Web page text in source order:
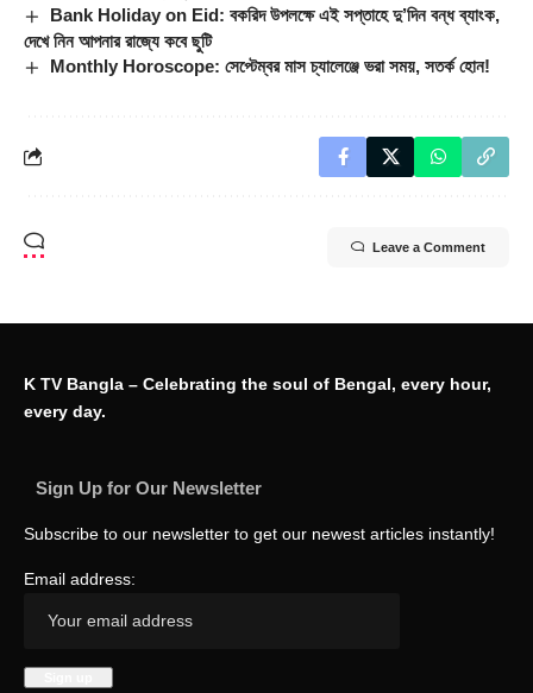
Bank Holiday on Eid: বকরিদ উপলক্ষে এই সপ্তাহে দু’দিন বন্ধ ব্যাংক,
দেখে নিন আপনার রাজ্যে কবে ছুটি
Monthly Horoscope: সেপ্টেম্বর মাস চ্যালেঞ্জে ভরা সময়, সতর্ক হোন!
Leave a Comment
K TV Bangla – Celebrating the soul of Bengal, every hour,
every day.
Sign Up for Our Newsletter
Subscribe to our newsletter to get our newest articles instantly!
Email address: